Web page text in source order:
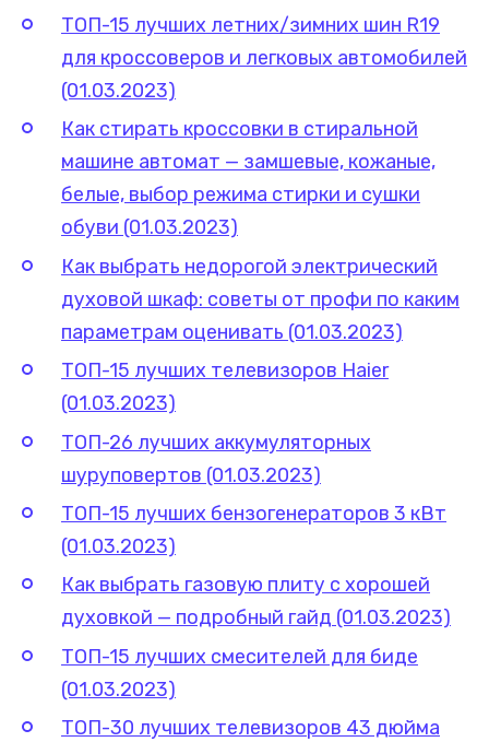
ТОП-15 лучших летних/зимних шин R19
для кроссоверов и легковых автомобилей
(01.03.2023)
Как стирать кроссовки в стиральной
машине автомат — замшевые, кожаные,
белые, выбор режима стирки и сушки
обуви (01.03.2023)
Как выбрать недорогой электрический
духовой шкаф: советы от профи по каким
параметрам оценивать (01.03.2023)
ТОП-15 лучших телевизоров Haier
(01.03.2023)
ТОП-26 лучших аккумуляторных
шуруповертов (01.03.2023)
ТОП-15 лучших бензогенераторов 3 кВт
(01.03.2023)
Как выбрать газовую плиту с хорошей
духовкой — подробный гайд (01.03.2023)
ТОП-15 лучших смесителей для биде
(01.03.2023)
ТОП-30 лучших телевизоров 43 дюйма